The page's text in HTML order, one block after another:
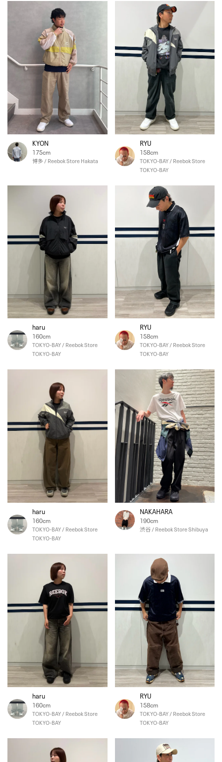
KYON
175cm
博多 / Reebok Store Hakata
RYU
158cm
TOKYO-BAY / Reebok Store
TOKYO-BAY
haru
160cm
TOKYO-BAY / Reebok Store
TOKYO-BAY
RYU
158cm
TOKYO-BAY / Reebok Store
TOKYO-BAY
haru
160cm
TOKYO-BAY / Reebok Store
TOKYO-BAY
NAKAHARA
190cm
渋谷 / Reebok Store Shibuya
haru
160cm
TOKYO-BAY / Reebok Store
TOKYO-BAY
RYU
158cm
TOKYO-BAY / Reebok Store
TOKYO-BAY